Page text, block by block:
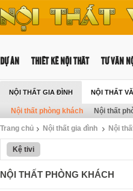
DỰ ÁN THIẾT KẾ NỘI THẤT TƯ VẤN
NỘI THẤT GIA ĐÌNH NỘI THẤT
NỘI THẤT TRƯỜNG HỌC
Nội thất phòng khách Nội thất
Trang chủ Nội thất gia đình Nội
Kệ tivi
NỘI THẤT PHÒNG KHÁCH